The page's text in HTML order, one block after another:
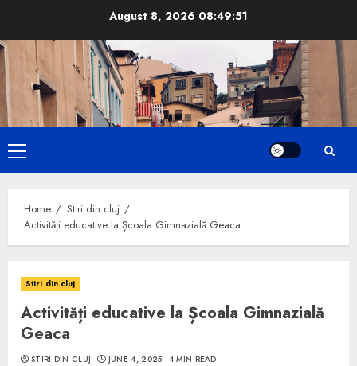
content
August 8, 2026 08:49:52
Primary
Menu
Home
Stiri din cluj
Activități educative la Școala Gimnazială Geaca
Stiri din cluj
Activități educative la Școala Gimnazială
Geaca
STIRI DIN CLUJ JUNE 4, 2025 4 MIN READ